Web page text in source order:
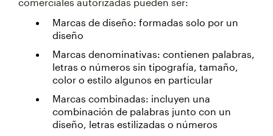
Marcas de diseño: formadas solo por un
diseño
Marcas denominativas: contienen palabras,
letras o números sin tipografía, tamaño,
color o estilo algunos en particular
Marcas combinadas: incluyen una
combinación de palabras junto con un
diseño, letras estilizadas o números